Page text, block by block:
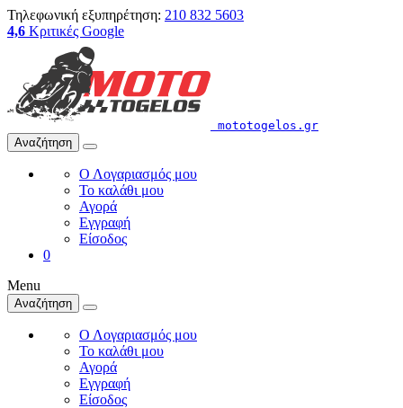
Τηλεφωνική εξυπηρέτηση: 210 832 5603
4,6 Κριτικές Google
mototogelos.gr
Αναζήτηση
Ο Λογαριασμός μου
Το καλάθι μου
Αγορά
Εγγραφή
Είσοδος
0
Menu
Αναζήτηση
Ο Λογαριασμός μου
Το καλάθι μου
Αγορά
Εγγραφή
Είσοδος